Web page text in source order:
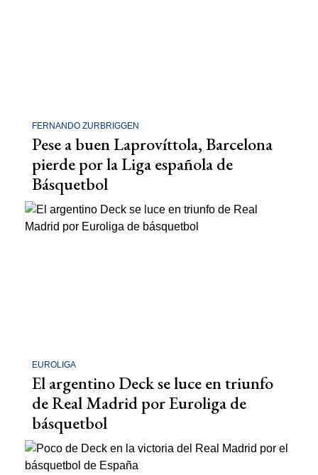
FERNANDO ZURBRIGGEN
Pese a buen Laprovíttola, Barcelona
pierde por la Liga española de
Básquetbol
EUROLIGA
El argentino Deck se luce en triunfo
de Real Madrid por Euroliga de
básquetbol